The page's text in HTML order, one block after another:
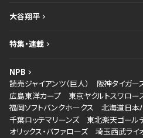
大谷翔平
特集・連載
NPB
読売ジャイアンツ（巨人）
阪神タイガー
広島東洋カープ
東京ヤクルトスワロー
福岡ソフトバンクホークス
北海道日本
千葉ロッテマリーンズ
東北楽天ゴール
オリックス・バファローズ
埼玉西武ライ